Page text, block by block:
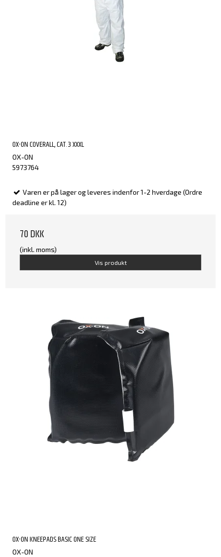
OX-ON COVERALL, CAT. 3 XXXL
OX-ON
5973764
Varen er på lager og leveres indenfor 1-2 hverdage (Ordre
deadline er kl. 12)
70 DKK
(inkl. moms)
Vis produkt
OX-ON KNEEPADS BASIC ONE SIZE
OX-ON